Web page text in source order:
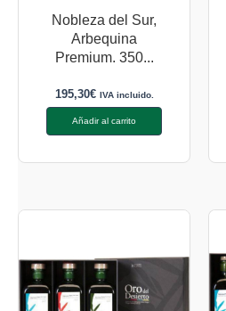
Nobleza del Sur,
Arbequina
Premium. 350...
195,30€ IVA incluido.
Añadir al carrito